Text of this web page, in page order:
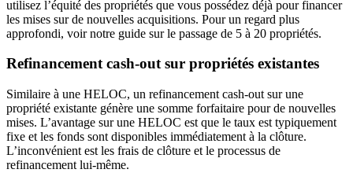
utilisez l’équité des propriétés que vous possédez déjà pour financer
les mises sur de nouvelles acquisitions. Pour un regard plus
approfondi, voir notre guide sur le passage de 5 à 20 propriétés.
Refinancement cash-out sur propriétés existantes
Similaire à une HELOC, un refinancement cash-out sur une
propriété existante génère une somme forfaitaire pour de nouvelles
mises. L’avantage sur une HELOC est que le taux est typiquement
fixe et les fonds sont disponibles immédiatement à la clôture.
L’inconvénient est les frais de clôture et le processus de
refinancement lui-même.